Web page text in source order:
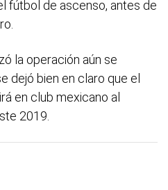
fútbol de ascenso, antes de
la operación aún se
dejó bien en claro que el
en club mexicano al
2019.